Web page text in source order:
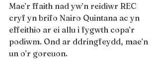
Mae’r ffaith nad yw’n reidiwr REC
cryf yn brifo Nairo Quintana ac yn
effeithio ar ei allu i fygwth copa’r
podiwm. Ond ar ddringfeydd, mae’n
un o’r goreuon.